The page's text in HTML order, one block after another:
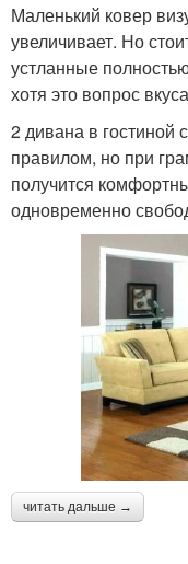
Маленький ковер
увеличивает. Но
устланные
хотя это вопрос
2 дивана в гостиной
правилом, но при
получится
одновременно
читать дальше →